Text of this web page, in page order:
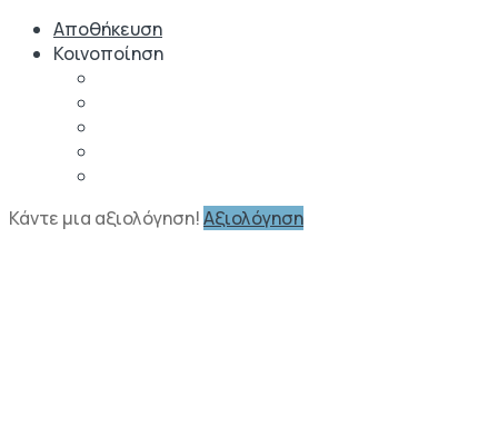
Αποθήκευση
Κοινοποίηση
Κάντε μια αξιολόγηση!Αξιολόγηση